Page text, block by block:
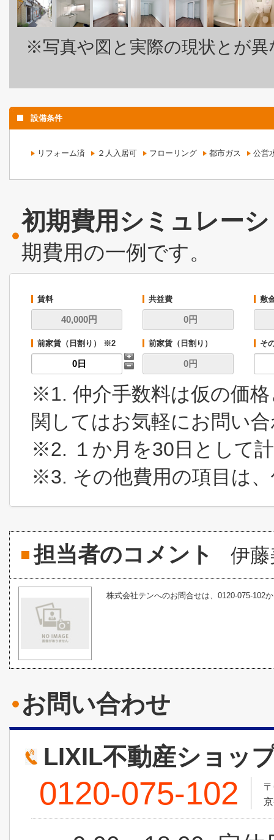
※写真や図と実際の現状とが
設備条件
リフォーム済 ２人入居可 フローリング 都市ガス 公営
初期費用シミュレー
期費用の一例です。
賃料 共益費 敷
前家賃（日割り） ※2 前家賃（日割り） そ
※1. 仲介手数料は仮の価
関してはお気軽にお問い
※2. １か月を30日として
※3. その他費用の項目は
担当者のコメント 伊
株式会社テンへのお問合せは、0120-075-102
お問い合わせ
LIXIL不動産ショッ
0120-075-102